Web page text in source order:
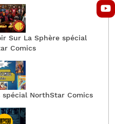
Sur La Sphère spécial
Comics
spécial NorthStar Comics